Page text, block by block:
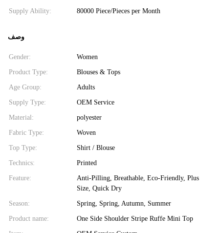
Supply Ability: 80000 Piece/Pieces per Month
وصف
Gender: Women
Product Type: Blouses & Tops
Age Group: Adults
Supply Type: OEM Service
Material: polyester
Fabric Type: Woven
Top Type: Shirt / Blouse
Technics: Printed
Feature:
Anti-Pilling, Breathable, Eco-Friendly, Plus
Size, Quick Dry
Season: Spring, Spring, Autumn, Summer
Product name: One Side Shoulder Stripe Ruffe Mini Top